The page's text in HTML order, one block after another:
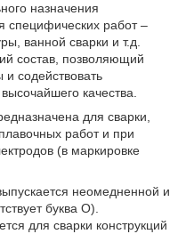
назначения
специфических работ –
ванной сварки и т.д.
состав, позволяющий
содействовать
качества.
для сварки,
работ и при
(в маркировке
неомедненной и
буква О).
для сварки конструкций